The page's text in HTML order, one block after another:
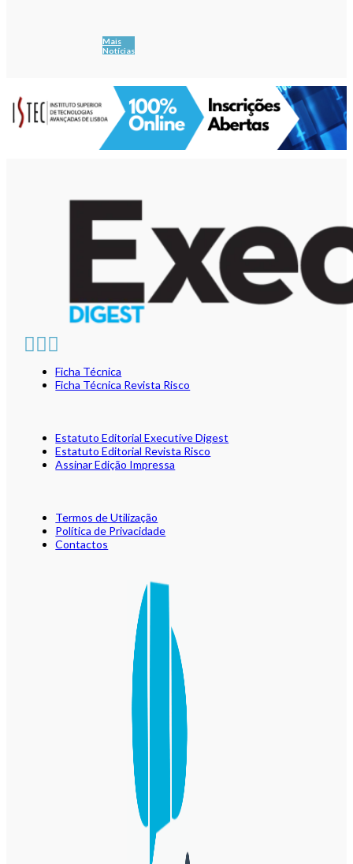
Mais
Notícias
Ficha Técnica
Ficha Técnica Revista Risco
Estatuto Editorial Executive Digest
Estatuto Editorial Revista Risco
Assinar Edição Impressa
Termos de Utilização
Política de Privacidade
Contactos